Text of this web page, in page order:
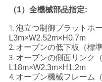
し
な
さ
い
（1）全機械部品指定:
1. 泡立つ制御プラットホ
L3m×W2.52m×H0.7m
2. オーブンの低下板（標
3. オーブンの側面リンク
L18m×W2.3m×H1.2m
4. オーブン機械フレーム